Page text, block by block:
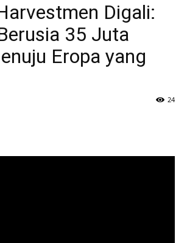
Digali:
35 Juta
Eropa yang
24